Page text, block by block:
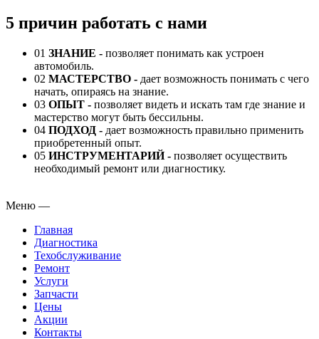
5 причин работать с нами
01 ЗНАНИЕ - позволяет понимать как устроен
автомобиль.
02 МАСТЕРСТВО - дает возможность понимать с чего
начать, опираясь на знание.
03 ОПЫТ - позволяет видеть и искать там где знание и
мастерство могут быть бессильны.
04 ПОДХОД - дает возможность правильно применить
приобретенный опыт.
05 ИНСТРУМЕНТАРИЙ- позволяет осуществить
необходимый ремонт или диагностику.
Меню —
Главная
Диагностика
Техобслуживание
Ремонт
Услуги
Запчасти
Цены
Акции
Контакты